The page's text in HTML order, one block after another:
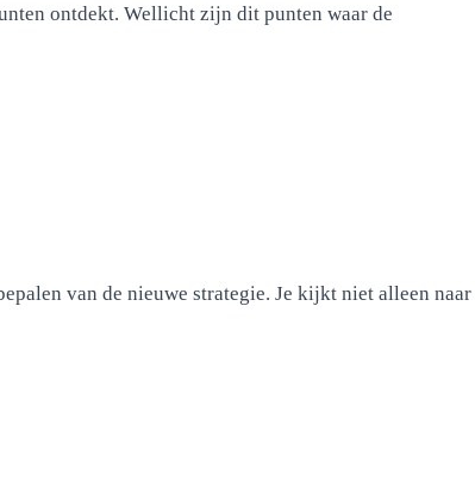
ontdekt. Wellicht zijn dit punten waar de
van de nieuwe strategie. Je kijkt niet alleen naar